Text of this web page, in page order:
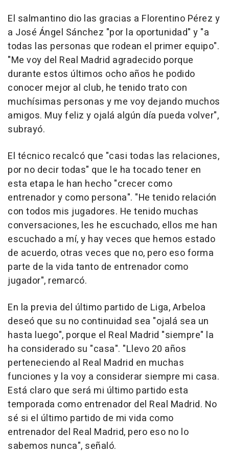
El salmantino dio las gracias a Florentino Pérez y
a José Ángel Sánchez "por la oportunidad" y "a
todas las personas que rodean el primer equipo".
"Me voy del Real Madrid agradecido porque
durante estos últimos ocho años he podido
conocer mejor al club, he tenido trato con
muchísimas personas y me voy dejando muchos
amigos. Muy feliz y ojalá algún día pueda volver",
subrayó.
El técnico recalcó que "casi todas las relaciones,
por no decir todas" que le ha tocado tener en
esta etapa le han hecho "crecer como
entrenador y como persona". "He tenido relación
con todos mis jugadores. He tenido muchas
conversaciones, les he escuchado, ellos me han
escuchado a mí, y hay veces que hemos estado
de acuerdo, otras veces que no, pero eso forma
parte de la vida tanto de entrenador como
jugador", remarcó.
En la previa del último partido de Liga, Arbeloa
deseó que su no continuidad sea "ojalá sea un
hasta luego", porque el Real Madrid "siempre" la
ha considerado su "casa". "Llevo 20 años
perteneciendo al Real Madrid en muchas
funciones y la voy a considerar siempre mi casa.
Está claro que será mi último partido esta
temporada como entrenador del Real Madrid. No
sé si el último partido de mi vida como
entrenador del Real Madrid, pero eso no lo
sabemos nunca", señaló.